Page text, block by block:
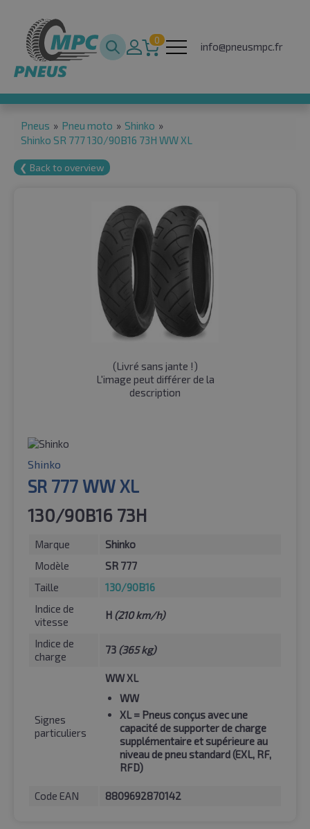
0
info@pneusmpc.fr
Pneus » Pneu moto » Shinko »
Shinko SR 777 130/90B16 73H WW XL
❮ Back to overview
(Livré sans jante !)
L'image peut différer de la
description
Shinko
SR 777 WW XL
130/90B16 73H
Marque
Shinko
Modèle
SR 777
Taille
130/90B16
Indice de
vitesse
H (210 km/h)
Indice de
charge
73 (365 kg)
Signes
particuliers
WW XL
WW
XL = Pneus conçus avec une
capacité de supporter de charge
supplémentaire et supérieure au
niveau de pneu standard (EXL, RF,
RFD)
Code EAN 8809692870142